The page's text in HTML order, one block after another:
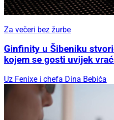
Za večeri bez žurbe
Ginfinity u Šibeniku
kojem se gosti uvijek
Uz Fenixe i chefa Dina Bebića